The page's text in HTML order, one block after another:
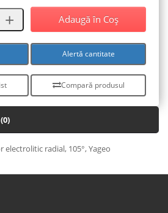
Adaugă în Coş
Alertă cantitate
Compară produsul
electrolitic radial, 105°, Yageo